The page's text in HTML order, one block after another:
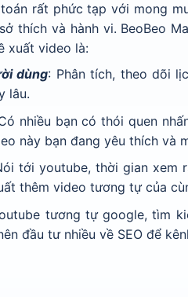
rất phức tạp với mong
thích và hành vi. BeoBeo
xuất video là:
dùng: Phân tích, theo dõi
lâu.
nhiều bạn có thói quen
này bạn đang yêu thích và
tới youtube, thời gian xem
thêm video tương tự của
tương tự google, tìm
đầu tư nhiều về SEO để